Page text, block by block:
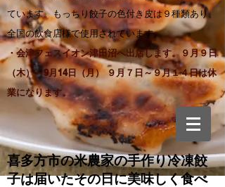
ています。もっちり餃子の色付き皮は９種類あり、
全国の飲食店様で使用されています。
・会津フェスイオン津田沼へ出店します。９月９日
（木）～9月14日（月） ９月７日～９月１４日は休
業になります。
喜多方市の米農家の手作り冷凍餃
子は届いたその日に美味しく食べ